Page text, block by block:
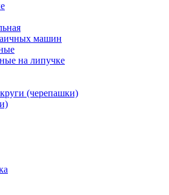
машин
на липучке
(черепашки)